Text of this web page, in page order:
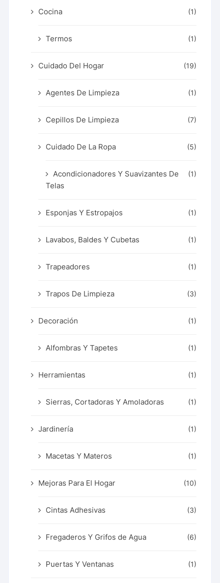
Cocina (1)
Termos (1)
Cuidado Del Hogar (19)
Agentes De Limpieza (1)
Cepillos De Limpieza (7)
Cuidado De La Ropa (5)
Acondicionadores Y Suavizantes De
Telas
(1)
Esponjas Y Estropajos (1)
Lavabos, Baldes Y Cubetas (1)
Trapeadores (1)
Trapos De Limpieza (3)
Decoración (1)
Alfombras Y Tapetes (1)
Herramientas (1)
Sierras, Cortadoras Y Amoladoras (1)
Jardinería (1)
Macetas Y Materos (1)
Mejoras Para El Hogar (10)
Cintas Adhesivas (3)
Fregaderos Y Grifos de Agua (6)
Puertas Y Ventanas (1)